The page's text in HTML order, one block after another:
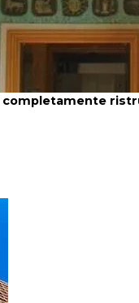
completamente